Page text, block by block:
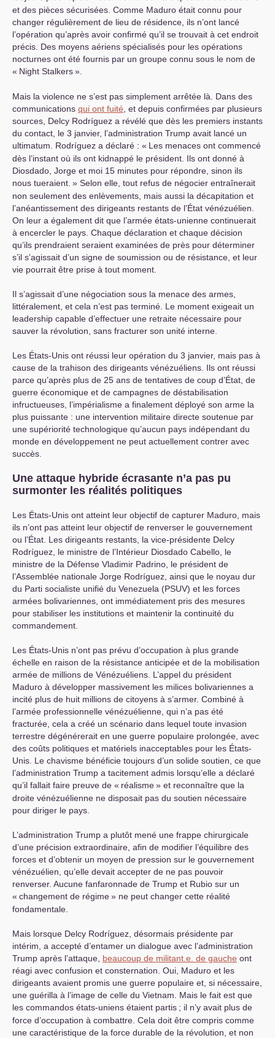
et des pièces sécurisées. Comme Maduro était connu pour
changer régulièrement de lieu de résidence, ils n’ont lancé
l’opération qu’après avoir confirmé qu’il se trouvait à cet endroit
précis. Des moyens aériens spécialisés pour les opérations
nocturnes ont été fournis par un groupe connu sous le nom de
« Night Stalkers».
Mais la violence ne s’est pas simplement arrêtée là. Dans des
communications qui ont fuité , et depuis confirmées par plusieurs
sources, Delcy Rodríguez a révélé que dès les premiers instants
du contact, le 3 janvier, l’administration Trump avait lancé un
ultimatum. Rodríguez a déclaré : « Les menaces ont commencé
dès l’instant où ils ont kidnappé le président. Ils ont donné à
Diosdado, Jorge et moi 15 minutes pour répondre, sinon ils
nous tueraient. » Selon elle, tout refus de négocier entraînerait
non seulement des enlèvements, mais aussi la décapitation et
l’anéantissement des dirigeants restants de l’État vénézuélien.
On leur a également dit que l’armée états-unienne continuerait
à encercler le pays. Chaque déclaration et chaque décision
qu’ils prendraient seraient examinées de près pour déterminer
s’il s’agissait d’un signe de soumission ou de résistance, et leur
vie pourrait être prise à tout moment.
Il s’agissait d’une négociation sous la menace des armes,
littéralement, et cela n’est pas terminé. Le moment exigeait un
leadership capable d’effectuer une retraite nécessaire pour
sauver la révolution, sans fracturer son unité interne.
Les États-Unis ont réussi leur opération du 3 janvier, mais pas à
cause de la trahison des dirigeants vénézuéliens. Ils ont réussi
parce qu’après plus de 25 ans de tentatives de coup d’État, de
guerre économique et de campagnes de déstabilisation
infructueuses, l’impérialisme a finalement déployé son arme la
plus puissante : une intervention militaire directe soutenue par
une supériorité technologique qu’aucun pays indépendant du
monde en développement ne peut actuellement contrer avec
succès.
Une attaque hybride écrasante n’a pas pu
surmonter les réalités politiques
Les États-Unis ont atteint leur objectif de capturer Maduro, mais
ils n’ont pas atteint leur objectif de renverser le gouvernement
ou l’État. Les dirigeants restants, la vice-présidente Delcy
Rodríguez, le ministre de l’Intérieur Diosdado Cabello, le
ministre de la Défense Vladimir Padrino, le président de
l’Assemblée nationale Jorge Rodríguez, ainsi que le noyau dur
du Parti socialiste unifié du Venezuela (PSUV) et les forces
armées bolivariennes, ont immédiatement pris des mesures
pour stabiliser les institutions et maintenir la continuité du
commandement.
Les États-Unis n’ont pas prévu d’occupation à plus grande
échelle en raison de la résistance anticipée et de la mobilisation
armée de millions de Vénézuéliens. L’appel du président
Maduro à développer massivement les milices bolivariennes a
incité plus de huit millions de citoyens à s’armer. Combiné à
l’armée professionnelle vénézuélienne, qui n’a pas été
fracturée, cela a créé un scénario dans lequel toute invasion
terrestre dégénérerait en une guerre populaire prolongée, avec
des coûts politiques et matériels inacceptables pour les États-
Unis. Le chavisme bénéficie toujours d’un solide soutien, ce que
l’administration Trump a tacitement admis lorsqu’elle a déclaré
qu’il fallait faire preuve de « réalisme» et reconnaître que la
droite vénézuélienne ne disposait pas du soutien nécessaire
pour diriger le pays.
L’administration Trump a plutôt mené une frappe chirurgicale
d’une précision extraordinaire, afin de modifier l’équilibre des
forces et d’obtenir un moyen de pression sur le gouvernement
vénézuélien, qu’elle devait accepter de ne pas pouvoir
renverser. Aucune fanfaronnade de Trump et Rubio sur un
« changement de régime» ne peut changer cette réalité
fondamentale.
Mais lorsque Delcy Rodríguez, désormais présidente par
intérim, a accepté d’entamer un dialogue avec l’administration
Trump après l’attaque, beaucoup de militant.e. de gauche ont
réagi avec confusion et consternation. Oui, Maduro et les
dirigeants avaient promis une guerre populaire et, si nécessaire,
une guérilla à l’image de celle du Vietnam. Mais le fait est que
les commandos états-uniens étaient partis ; il n’y avait plus de
force d’occupation à combattre. Cela doit être compris comme
une caractéristique de la force durable de la révolution, et non